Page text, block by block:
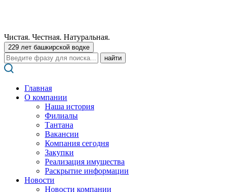
Чистая. Честная. Натуральная.
229 лет башкирской водке
Поиск:
Главная
О компании
Наша история
Филиалы
Тантана
Вакансии
Компания сегодня
Закупки
Реализация имущества
Раскрытие информации
Новости
Новости компании